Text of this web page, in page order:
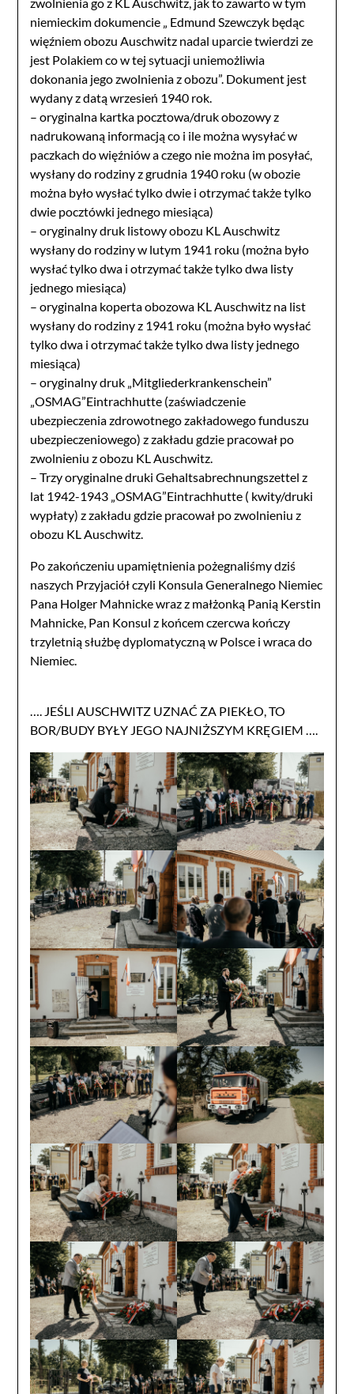
zwolnienia go z KL Auschwitz, jak to zawarto w tym
niemieckim dokumencie „ Edmund Szewczyk będąc
więźniem obozu Auschwitz nadal uparcie twierdzi ze
jest Polakiem co w tej sytuacji uniemożliwia
dokonania jego zwolnienia z obozu”. Dokument jest
wydany z datą wrzesień 1940 rok.
– oryginalna kartka pocztowa/druk obozowy z
nadrukowaną informacją co i ile można wysyłać w
paczkach do więźniów a czego nie można im posyłać,
wysłany do rodziny z grudnia 1940 roku (w obozie
można było wysłać tylko dwie i otrzymać także tylko
dwie pocztówki jednego miesiąca)
– oryginalny druk listowy obozu KL Auschwitz
wysłany do rodziny w lutym 1941 roku (można było
wysłać tylko dwa i otrzymać także tylko dwa listy
jednego miesiąca)
– oryginalna koperta obozowa KL Auschwitz na list
wysłany do rodziny z 1941 roku (można było wysłać
tylko dwa i otrzymać także tylko dwa listy jednego
miesiąca)
– oryginalny druk „Mitgliederkrankenschein”
„OSMAG”Eintrachhutte (zaświadczenie
ubezpieczenia zdrowotnego zakładowego funduszu
ubezpieczeniowego) z zakładu gdzie pracował po
zwolnieniu z obozu KL Auschwitz.
– Trzy oryginalne druki Gehaltsabrechnungszettel z
lat 1942-1943 „OSMAG”Eintrachhutte ( kwity/druki
wypłaty) z zakładu gdzie pracował po zwolnieniu z
obozu KL Auschwitz.
Po zakończeniu upamiętnienia pożegnaliśmy dziś
naszych Przyjaciół czyli Konsula Generalnego Niemiec
Pana Holger Mahnicke wraz z małżonką Panią Kerstin
Mahnicke, Pan Konsul z końcem czercwa kończy
trzyletnią służbę dyplomatyczną w Polsce i wraca do
Niemiec.
…. JEŚLI AUSCHWITZ UZNAĆ ZA PIEKŁO, TO
BOR/BUDY BYŁY JEGO NAJNIŻSZYM KRĘGIEM ….